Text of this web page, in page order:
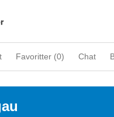
Favoritter (0) Chat